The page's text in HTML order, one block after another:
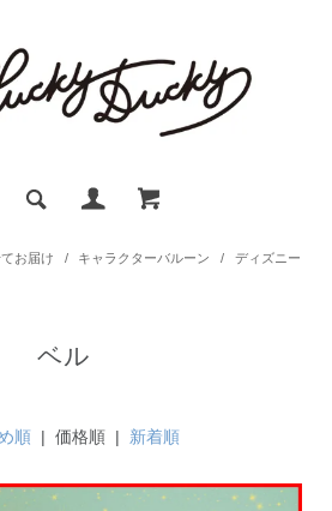
お届け / キャラクターバルーン /
ディズニー
ベル
順 | 価格順 | 新着順